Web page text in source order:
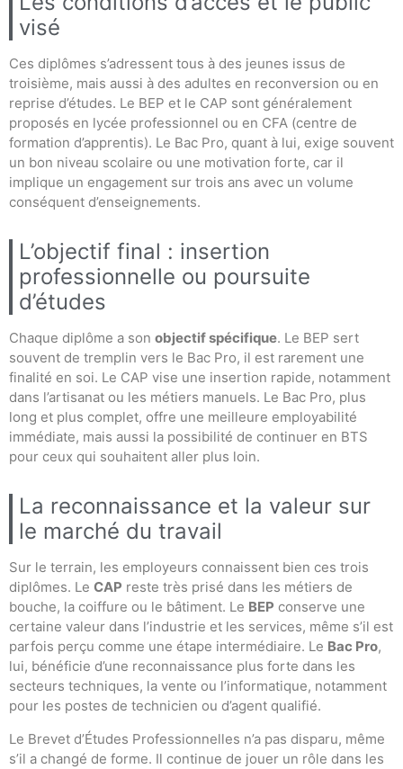
visé
Ces diplômes s’adressent tous à des jeunes issus de
troisième, mais aussi à des adultes en reconversion ou en
reprise d’études. Le BEP et le CAP sont généralement
proposés en lycée professionnel ou en CFA (centre de
formation d’apprentis). Le Bac Pro, quant à lui, exige souvent
un bon niveau scolaire ou une motivation forte, car il
implique un engagement sur trois ans avec un volume
conséquent d’enseignements.
L’objectif final : insertion
professionnelle ou poursuite
d’études
Chaque diplôme a son objectif spécifique. Le BEP sert
souvent de tremplin vers le Bac Pro, il est rarement une
finalité en soi. Le CAP vise une insertion rapide, notamment
dans l’artisanat ou les métiers manuels. Le Bac Pro, plus
long et plus complet, offre une meilleure employabilité
immédiate, mais aussi la possibilité de continuer en BTS
pour ceux qui souhaitent aller plus loin.
La reconnaissance et la valeur sur
le marché du travail
Sur le terrain, les employeurs connaissent bien ces trois
diplômes. Le CAP reste très prisé dans les métiers de
bouche, la coiffure ou le bâtiment. Le BEP conserve une
certaine valeur dans l’industrie et les services, même s’il est
parfois perçu comme une étape intermédiaire. Le Bac Pro,
lui, bénéficie d’une reconnaissance plus forte dans les
secteurs techniques, la vente ou l’informatique, notamment
pour les postes de technicien ou d’agent qualifié.
Le Brevet d’Études Professionnelles n’a pas disparu, même
s’il a changé de forme. Il continue de jouer un rôle dans les